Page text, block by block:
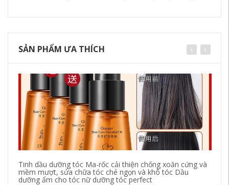
SẢN PHẨM ƯA THÍCH
Tinh dầu dưỡng tóc Ma-rốc cải thiện chống xoăn cứng và
mềm mượt, sửa chữa tóc chẻ ngọn và khô tóc Dầu
dưỡng ẩm cho tóc nữ dưỡng tóc perfect